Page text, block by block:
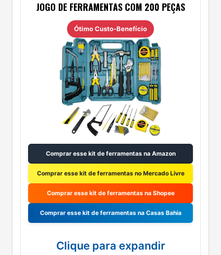
JOGO DE FERRAMENTAS COM 200 PEÇAS
Ótimo Custo-Benefício
Comprar esse kit de ferramentas na Amazon
Comprar esse kit de ferramentas no Mercado Livre
Comprar esse kit de ferramentas na Shopee
Comprar esse kit de ferramentas na Casas Bahia
Clique para expandir